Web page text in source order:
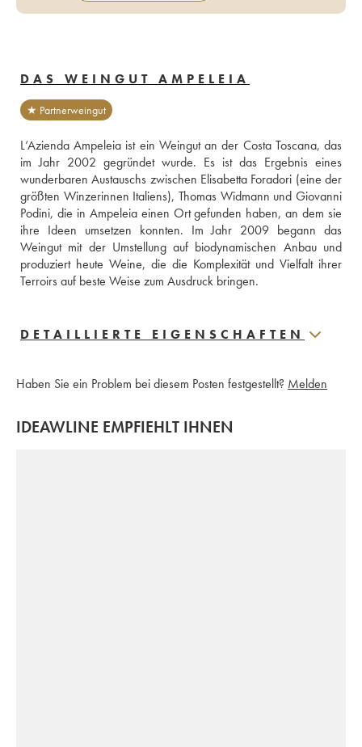
DAS WEINGUT AMPELEIA
★ Partnerweingut
L‘Azienda Ampeleia ist ein Weingut an der Costa Toscana, das
im Jahr 2002 gegründet wurde. Es ist das Ergebnis eines
wunderbaren Austauschs zwischen Elisabetta Foradori (eine der
größten Winzerinnen Italiens), Thomas Widmann und Giovanni
Podini, die in Ampeleia einen Ort gefunden haben, an dem sie
ihre Ideen umsetzen konnten. Im Jahr 2009 begann das
Weingut mit der Umstellung auf biodynamischen Anbau und
produziert heute Weine, die die Komplexität und Vielfalt ihrer
Terroirs auf beste Weise zum Ausdruck bringen.
DETAILLIERTE EIGENSCHAFTEN
Haben Sie ein Problem bei diesem Posten festgestellt? Melden
IDEAWLINE EMPFIEHLT IHNEN